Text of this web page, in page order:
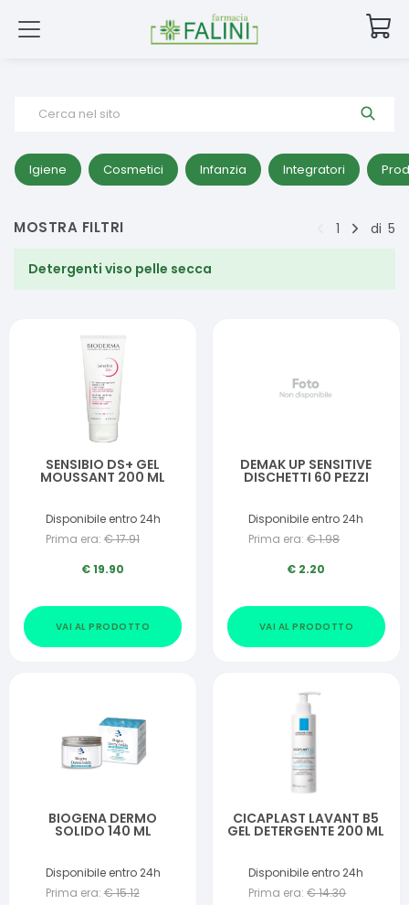
Cerca nel sito
Igiene Cosmetici Infanzia Integratori
MOSTRA FILTRI 1 di 5
Detergenti viso pelle secca
SENSIBIO DS+ GEL
MOUSSANT 200 ML
Disponibile entro 24h
Prima era: €17.91
€19.90
VAI AL PRODOTTO
DEMAK UP SENSITIVE
DISCHETTI 60 PEZZI
Disponibile entro 24h
Prima era: €1.98
€ 2.20
VAI AL PRODOTTO
BIOGENA DERMO
SOLIDO 140 ML
Disponibile entro 24h
Prima era: €15.12
CICAPLAST LAVANT B5
GEL DETERGENTE 200 ML
Disponibile entro 24h
Prima era: €14.30